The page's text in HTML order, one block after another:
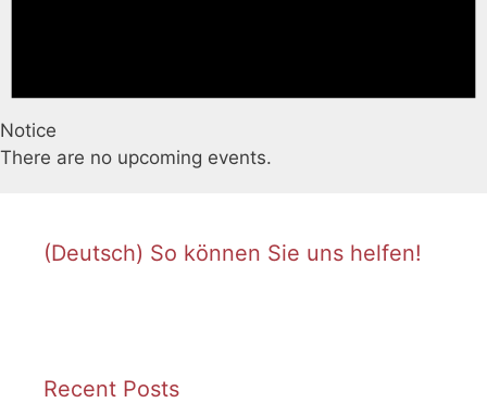
Notice
There are no upcoming events.
(Deutsch) So können Sie uns helfen!
Recent Posts